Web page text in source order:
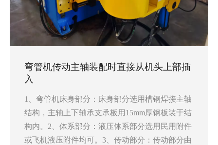
弯管机传动主轴装配时直接从机头上部插
入
1、弯管机床身部分：床身部分选用槽钢焊接主轴
结构，主轴上下轴承支承板用15mm厚钢板装于结
构内。2、体系部分：液压体系部分选用民用附件
或飞机液压附件均可。3、传动部分：传动部分由